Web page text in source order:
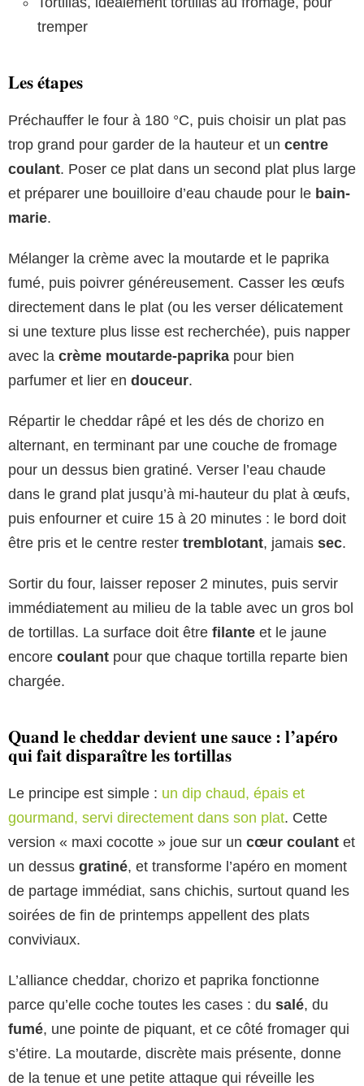
tremper
Les étapes
Préchauffer le four à 180 °C, puis choisir un plat pas
trop grand pour garder de la hauteur et un centre
coulant. Poser ce plat dans un second plat plus large
et préparer une bouilloire d’eau chaude pour le bain-
marie.
Mélanger la crème avec la moutarde et le paprika
fumé, puis poivrer généreusement. Casser les œufs
directement dans le plat (ou les verser délicatement
si une texture plus lisse est recherchée), puis napper
avec la crème moutarde-paprika pour bien
parfumer et lier en douceur.
Répartir le cheddar râpé et les dés de chorizo en
alternant, en terminant par une couche de fromage
pour un dessus bien gratiné. Verser l’eau chaude
dans le grand plat jusqu’à mi-hauteur du plat à œufs,
puis enfourner et cuire 15 à 20 minutes : le bord doit
être pris et le centre rester tremblotant, jamais sec.
Sortir du four, laisser reposer 2 minutes, puis servir
immédiatement au milieu de la table avec un gros bol
de tortillas. La surface doit être filante et le jaune
encore coulant pour que chaque tortilla reparte bien
chargée.
Quand le cheddar devient une sauce : l’apéro
qui fait disparaître les tortillas
Le principe est simple : un dip chaud, épais et
gourmand, servi directement dans son plat. Cette
version « maxi cocotte » joue sur un cœur coulant et
un dessus gratiné, et transforme l’apéro en moment
de partage immédiat, sans chichis, surtout quand les
soirées de fin de printemps appellent des plats
conviviaux.
L’alliance cheddar, chorizo et paprika fonctionne
parce qu’elle coche toutes les cases : du salé, du
fumé, une pointe de piquant, et ce côté fromager qui
s’étire. La moutarde, discrète mais présente, donne
de la tenue et une petite attaque qui réveille les